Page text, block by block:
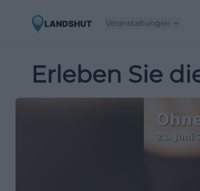
Veranstaltungen
Erleben Sie